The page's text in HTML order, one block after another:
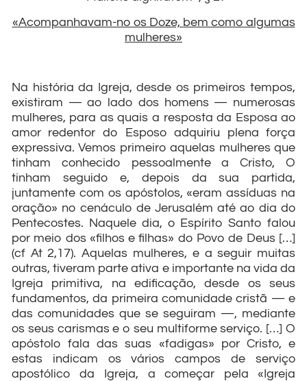
«Acompanhavam-no os Doze, bem como algumas
mulheres»
Na história da Igreja, desde os primeiros tempos,
existiram — ao lado dos homens — numerosas
mulheres, para as quais a resposta da Esposa ao
amor redentor do Esposo adquiriu plena força
expressiva. Vemos primeiro aquelas mulheres que
tinham conhecido pessoalmente a Cristo, O
tinham seguido e, depois da sua partida,
juntamente com os apóstolos, «eram assíduas na
oração» no cenáculo de Jerusalém até ao dia do
Pentecostes. Naquele dia, o Espírito Santo falou
por meio dos «filhos e filhas» do Povo de Deus […]
(cf At 2,17). Aquelas mulheres, e a seguir muitas
outras, tiveram parte ativa e importante na vida da
Igreja primitiva, na edificação, desde os seus
fundamentos, da primeira comunidade cristã — e
das comunidades que se seguiram —, mediante
os seus carismas e o seu multiforme serviço. […] O
apóstolo fala das suas «fadigas» por Cristo, e
estas indicam os vários campos de serviço
apostólico da Igreja, a começar pela «Igreja